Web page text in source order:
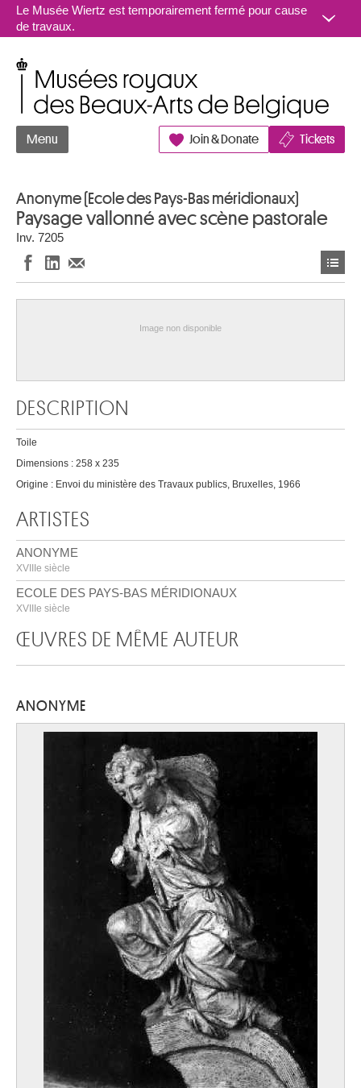
Aller au contenu
Le Musée Wiertz est temporairement fermé pour cause
de travaux.
Menu Join & Donate Tickets
Anonyme (Ecole des Pays-Bas méridionaux)
Paysage vallonné avec scène pastorale
Inv. 7205
Image non disponible
DESCRIPTION
Toile
Dimensions : 258 x 235
Origine : Envoi du ministère des Travaux publics, Bruxelles, 1966
ARTISTES
ANONYME
XVIIIe siècle
ECOLE DES PAYS-BAS MÉRIDIONAUX
XVIIIe siècle
ŒUVRES DE MÊME AUTEUR
ANONYME